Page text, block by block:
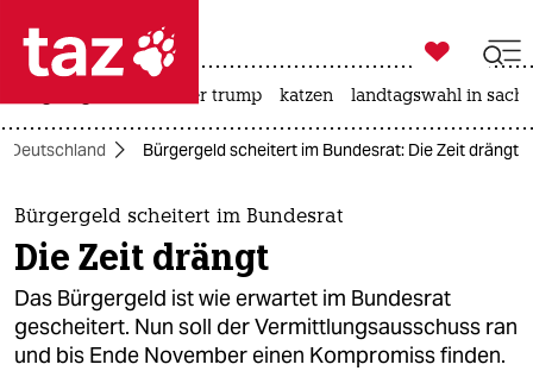
 taz zahl ich
taz zahl ich
themen
politik
öko

taz zahl ich
usa unter trump katzen landtagswahl in
Deutschland Bürgergeld scheitert im Bundesrat: Die Zeit drängt
Bürgergeld scheitert im Bundesrat
Die Zeit drängt
Das Bürgergeld ist wie erwartet im Bundesrat
gescheitert. Nun soll der Vermittlungsausschuss ran
und bis Ende November einen Kompromiss finden.